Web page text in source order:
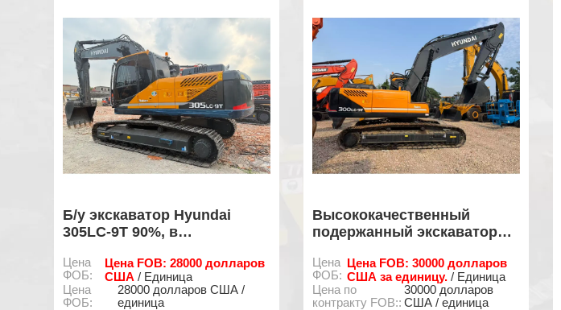
Б/у экскаватор Hyundai
305LC-9T 90%, в
небольшим количеством
отработанных часов.
Цена
ФОБ:
Цена FOB: 28000 долларов
США / Единица
Цена
ФОБ:
28000 долларов США /
единица
Высококачественный
подержанный экскаватор
оригинальной краской,
малым количеством
отработанных часов, готов
Цена
ФОБ:
Цена FOB: 30000 долларов
США за единицу./ Единица
Цена по
контракту FOB::
30000 долларов
США / единица